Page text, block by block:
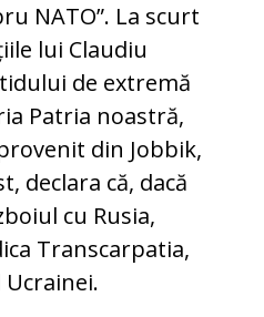
NATO”. La scurt
lui Claudiu
de extremă
Patria noastră,
din Jobbik,
declara că, dacă
cu Rusia,
Transcarpatia,